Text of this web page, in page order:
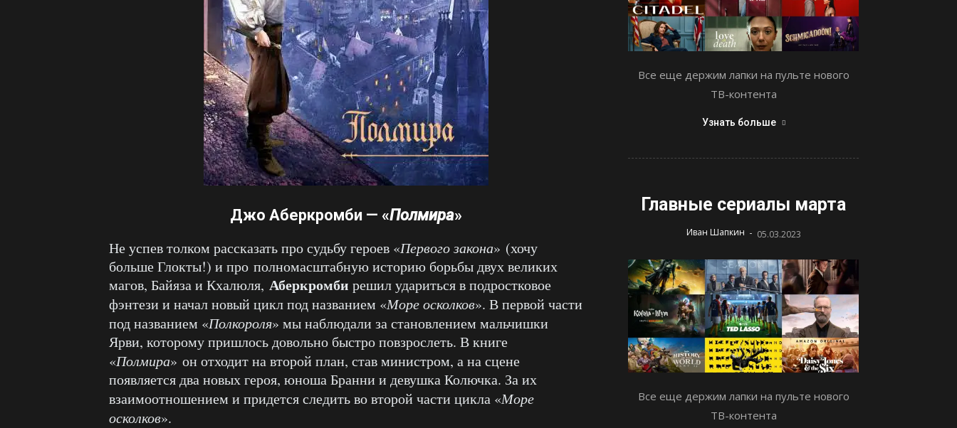
Джо Аберкромби — «Полмира»
Не успев толком рассказать про судьбу героев «Первого закона» (хочу
больше Глокты!) и про полномасштабную историю борьбы двух великих
магов, Байяза и Кхалюля, Аберкромби решил удариться в подростковое
фэнтези и начал новый цикл под названием «Море осколков». В первой части
под названием «Полкороля» мы наблюдали за становлением мальчишки
Ярви, которому пришлось довольно быстро повзрослеть. В книге
«Полмира» он отходит на второй план, став министром, а на сцене
появляется два новых героя, юноша Бранни и девушка Колючка. За их
взаимоотношением и придется следить во второй части цикла «Море
осколков».
Все еще держим лапки на пульте нового
ТВ-контента
Узнать больше
Главные сериалы марта
Иван Шапкин - 05.03.2023
Все еще держим лапки на пульте нового
ТВ-контента